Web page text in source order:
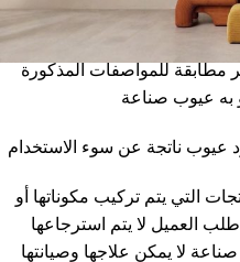
والاسترجاع
مطابقة للمواصفات المذكورة
به عيوب صناعة
عيوب ناتجة عن سوء الاستخدام
التي يتم تركيب مكوناتها أو
العميل لا يتم استرجاعها
لا يمكن علاجها وصيانتها